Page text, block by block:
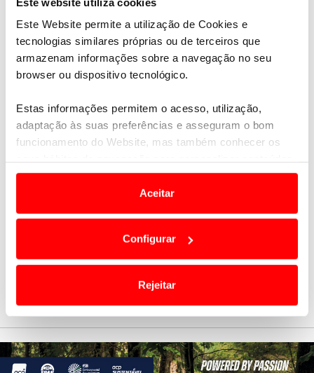
Este Website permite a utilização de Cookies e
tecnologias similares próprias ou de terceiros que
armazenam informações sobre a navegação no seu
browser ou dispositivo tecnológico.
Estas informações permitem o acesso, utilização,
adaptação às suas preferências e asseguram o bom
funcionamento do Website, mas também conhecer os
e anúncios de modo a promover produtos e/ou serviços.
Em alguns casos, a utilização destas tecnologias
termos e a todo o tempo as suas preferências e limitando
o acesso a informações durante a navegação no
personalizar conteúdos e anúncios, para lhe proporcionar
funcionalidades de redes sociais, bem como para
analisar dados de navegação no nosso website.
Aceitar
Configurar
Rejeitar
RALLY PROMETE ANIMAR PÚBLICO E
PILOTOS